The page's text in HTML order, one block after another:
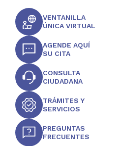
VENTANILLA
ÚNICA VIRTUAL
AGENDE AQUÍ
SU CITA
CONSULTA
CIUDADANA
TRÁMITES Y
SERVICIOS
PREGUNTAS
FRECUENTES